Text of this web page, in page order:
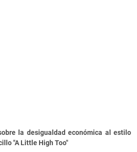
la desigualdad económica al estilo
"A Little High Too"